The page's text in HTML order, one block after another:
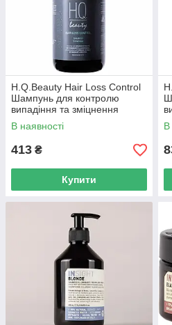
H.Q.Beauty Hair Loss Control
Шампунь для контролю
випадіння та зміцнення
волосся 280мл
В наявності
413 ₴
Купити
В